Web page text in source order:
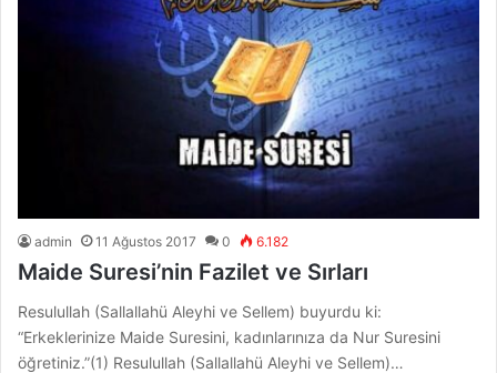
admin 11 Ağustos 2017 0 6.182
Maide Suresi’nin Fazilet ve Sırları
Resulullah (Sallallahü Aleyhi ve Sellem) buyurdu ki:
“Erkeklerinize Maide Suresini, kadınlarınıza da Nur Suresini
öğretiniz.”(1) Resulullah (Sallallahü Aleyhi ve Sellem)…